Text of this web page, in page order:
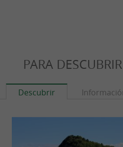
PARA DESCUBRIR
Descubrir